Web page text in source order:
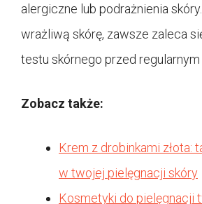
alergiczne lub podrażnienia
wrażliwą skórę, zawsze zaleca
testu skórnego przed regularnym
Zobacz także:
Krem z drobinkami złota:
w twojej pielęgnacji skóry
Kosmetyki do pielęgnacji